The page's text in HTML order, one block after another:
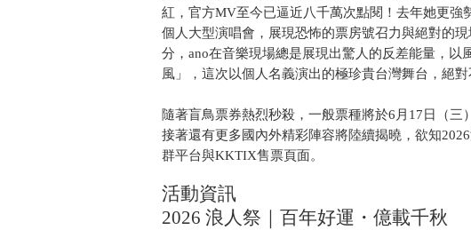
紅，官方MV至今已逼近八千萬次點閱！去年她更
個人大型演唱會，展現恐怖的票房號召力與絕對的
分，ano在音樂現場總是展現出驚人的反差能量，以
風」，這次以個人名義演出的極珍貴台灣舞台，絕對
隨著盲鳥票券熱烈秒殺，一般票種將於6月17日（
接著還有更多國內外精彩陣容將陸續揭曉，欲知
群平台與KKTIX售票頁面。
活動資訊
2026 浪人祭｜百年好運・億載千秋